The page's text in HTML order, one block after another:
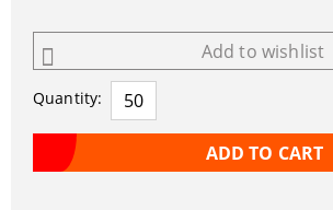
Add to wishlist
Quantity: